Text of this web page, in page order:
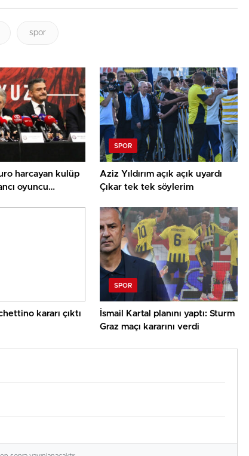
spor
harcayan kulüp
oyuncu
SPOR
Aziz Yıldırım açık açık uyardı
Çıkar tek tek söylerim
kararı çıktı
SPOR
İsmail Kartal planını yaptı: Sturm
Graz maçı kararını verdi